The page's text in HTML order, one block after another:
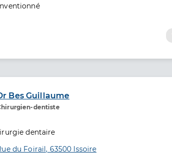
de convention
Bes Guillaume
dentiste de santé
dentaire
du Foirail, 63500 Issoire